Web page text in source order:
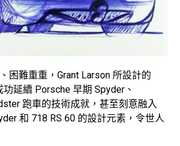
困難重重，Grant Larson 所設計的
功延續 Porsche 早期 Spyder、
跑車的技術成就，甚至刻意融入
和 718 RS 60 的設計元素，令世人